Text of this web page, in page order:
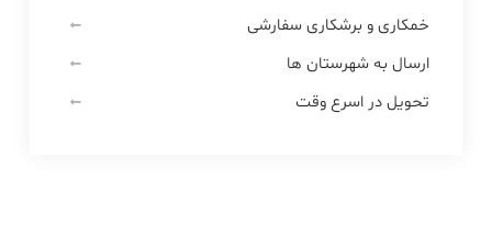
خمکاری و برشکاری سفارشی
ارسال به شهرستان ها
تحویل در اسرع وقت